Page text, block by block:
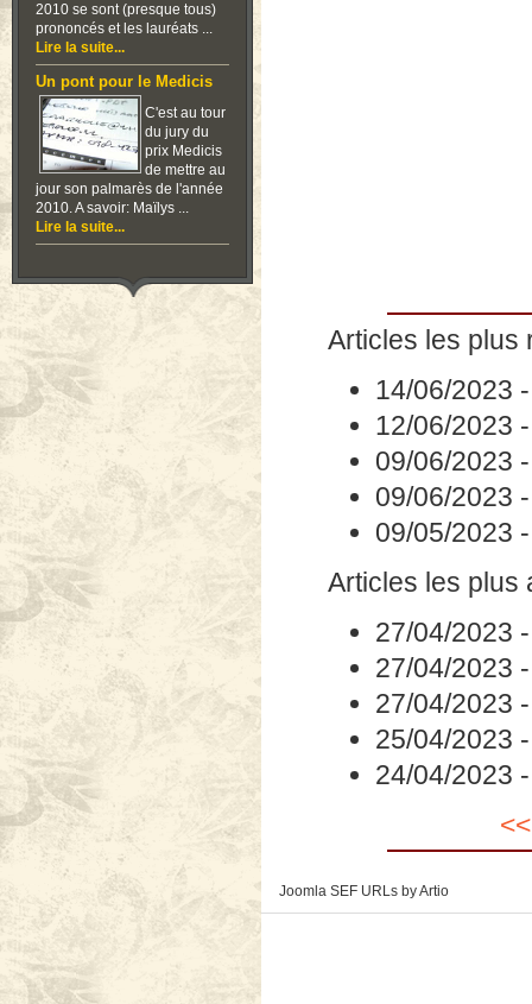
2010 se sont (presque tous)
prononcés et les lauréats ...
Lire la suite...
Un pont pour le Medicis
C'est au tour
du jury du
prix Medicis
de mettre au
jour son palmarès de l'année
2010. A savoir: Maïlys ...
Lire la suite...
Articles les plus
14/06/2023
12/06/2023
09/06/2023
09/06/2023
09/05/2023
Articles les plus
27/04/2023
27/04/2023
27/04/2023
25/04/2023
24/04/2023
Joomla SEF URLs by Artio